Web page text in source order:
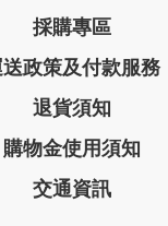
採購專區
政策及付款服務
退貨須知
購物金使用須知
交通資訊